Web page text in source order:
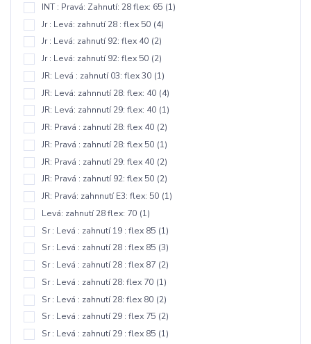
INT : Pravá: Zahnutí: 28 flex: 65 (1)
Jr : Levá: zahnutí 28 : flex 50 (4)
Jr : Levá: zahnutí 92: flex 40 (2)
Jr : Levá: zahnutí 92: flex 50 (2)
JR: Levá : zahnutí 03: flex 30 (1)
JR: Levá: zahnnutí 28: flex: 40 (4)
JR: Levá: zahnnutí 29: flex: 40 (1)
JR: Pravá : zahnutí 28: flex 40 (2)
JR: Pravá : zahnutí 28: flex 50 (1)
JR: Pravá : zahnutí 29: flex 40 (2)
JR: Pravá : zahnutí 92: flex 50 (2)
JR: Pravá: zahnnutí E3: flex: 50 (1)
Levá: zahnutí 28 flex: 70 (1)
Sr : Levá : zahnutí 19 : flex 85 (1)
Sr : Levá : zahnutí 28 : flex 85 (3)
Sr : Levá : zahnutí 28 : flex 87 (2)
Sr : Levá : zahnutí 28: flex 70 (1)
Sr : Levá : zahnutí 28: flex 80 (2)
Sr : Levá : zahnutí 29 : flex 75 (2)
Sr : Levá : zahnutí 29 : flex 85 (1)